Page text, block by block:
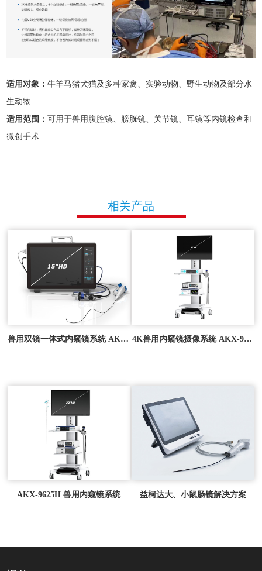
适用对象：牛羊马猪犬猫及多种家禽、实验动物、野生动物及部分水
生动物
适用范围：可用于兽用腹腔镜、膀胱镜、关节镜、耳镜等内镜检查和
微创手术
相关产品
兽用双镜一体式内窥镜系统 AKX-9685H 4K兽用内窥镜摄像系统 AKX-9610
AKX-9625H 兽用内窥镜系统 益柯达大、小鼠肠镜解决方案